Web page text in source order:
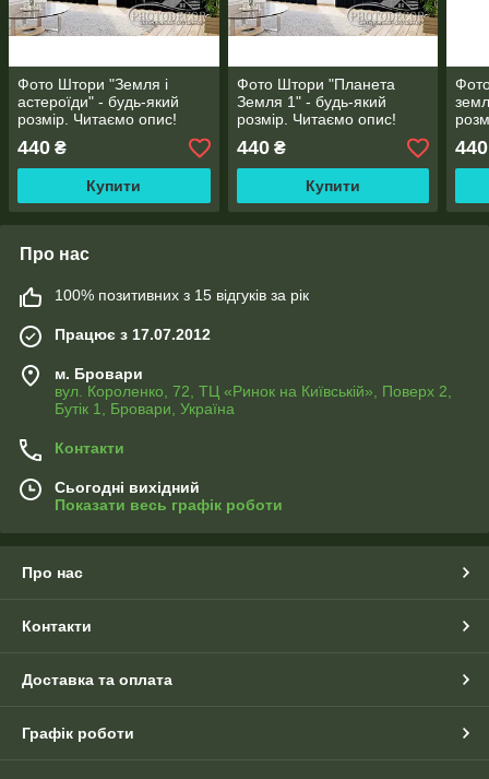
Фото Штори "Земля і
астероїди" - будь-який
розмір. Читаємо опис!
440 ₴
Купити
Фото Штори "Планета
Земля 1" - будь-який
розмір. Читаємо опис!
440₴
Купити
440
Про нас
100% позитивних з 15 відгуків за рік
Працює з 17.07.2012
м. Бровари
вул. Короленко, 72, ТЦ «Ринок на Київській», Поверх 2,
Бутік 1, Бровари, Україна
Контакти
Сьогодні вихідний
Показати весь графік роботи
Про нас
Контакти
Доставка та оплата
Графік роботи